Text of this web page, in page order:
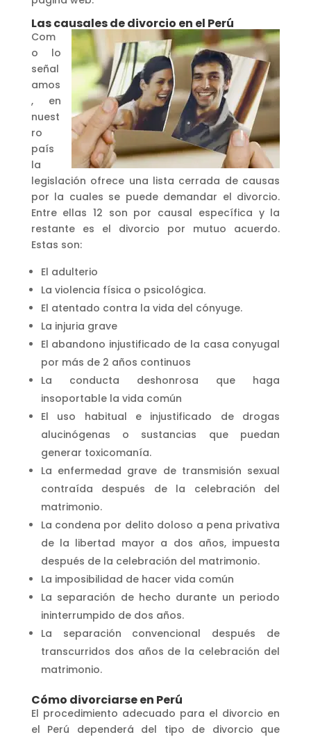
Las causales de divorcio en el Perú
Com
o lo
señal
amos
, en
nuest
ro
país
la
legislación ofrece una lista cerrada de causas
por la cuales se puede demandar el divorcio.
Entre ellas 12 son por causal específica y la
restante es el divorcio por mutuo acuerdo.
Estas son:
El adulterio
La violencia física o psicológica.
El atentado contra la vida del cónyuge.
La injuria grave
El abandono injustificado de la casa conyugal
por más de 2 años continuos
La conducta deshonrosa que haga
insoportable la vida común
El uso habitual e injustificado de drogas
alucinógenas o sustancias que puedan
generar toxicomanía.
La enfermedad grave de transmisión sexual
contraída después de la celebración del
matrimonio.
La condena por delito doloso a pena privativa
de la libertad mayor a dos años, impuesta
después de la celebración del matrimonio.
La imposibilidad de hacer vida común
La separación de hecho durante un periodo
ininterrumpido de dos años.
La separación convencional después de
transcurridos dos años de la celebración del
matrimonio.
Cómo divorciarse en Perú
El procedimiento adecuado para el divorcio en
el Perú dependerá del tipo de divorcio que